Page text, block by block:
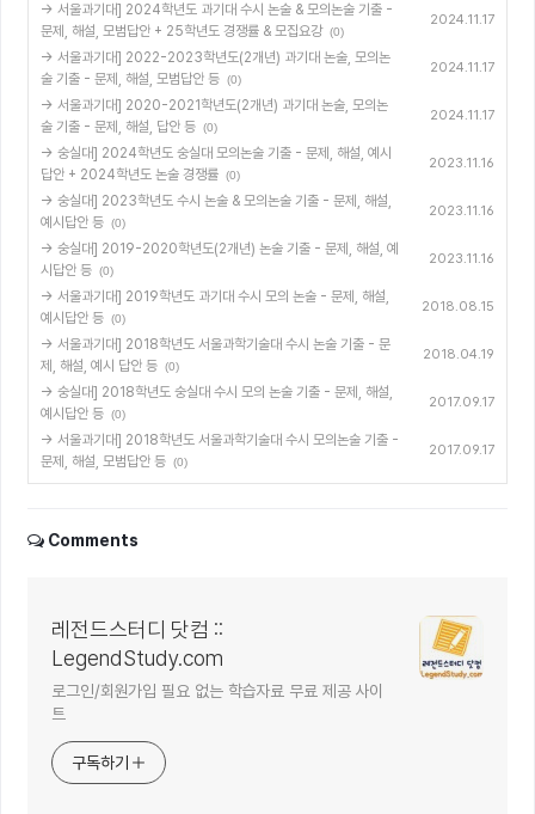
→ 서울과기대] 2024학년도 과기대 수시 논술 & 모의논술 기출 -
문제, 해설, 모범답안 + 25학년도 경쟁률 & 모집요강 (0)
2024.11.17
→ 서울과기대] 2022-2023학년도(2개년) 과기대 논술, 모의논
술 기출 - 문제, 해설, 모범답안 등 (0)
2024.11.17
→ 서울과기대] 2020-2021학년도(2개년) 과기대 논술, 모의논
술 기출 - 문제, 해설, 답안 등 (0)
2024.11.17
→ 숭실대] 2024학년도 숭실대 모의논술 기출 - 문제, 해설, 예시
답안 + 2024학년도 논술 경쟁률 (0)
2023.11.16
→ 숭실대] 2023학년도 수시 논술 & 모의논술 기출 - 문제, 해설,
예시답안 등 (0)
2023.11.16
→ 숭실대] 2019-2020학년도(2개년) 논술 기출 - 문제, 해설, 예
시답안 등 (0)
2023.11.16
→ 서울과기대] 2019학년도 과기대 수시 모의 논술 - 문제, 해설,
예시답안 등 (0)
2018.08.15
→ 서울과기대] 2018학년도 서울과학기술대 수시 논술 기출 - 문
제, 해설, 예시 답안 등 (0)
2018.04.19
→ 숭실대] 2018학년도 숭실대 수시 모의 논술 기출 - 문제, 해설,
예시답안 등 (0)
2017.09.17
→ 서울과기대] 2018학년도 서울과학기술대 수시 모의논술 기출 -
문제, 해설, 모범답안 등 (0)
2017.09.17
Comments
레전드스터디 닷컴 ::
LegendStudy.com
로그인/회원가입 필요 없는 학습자료 무료 제공 사이
트
구독하기